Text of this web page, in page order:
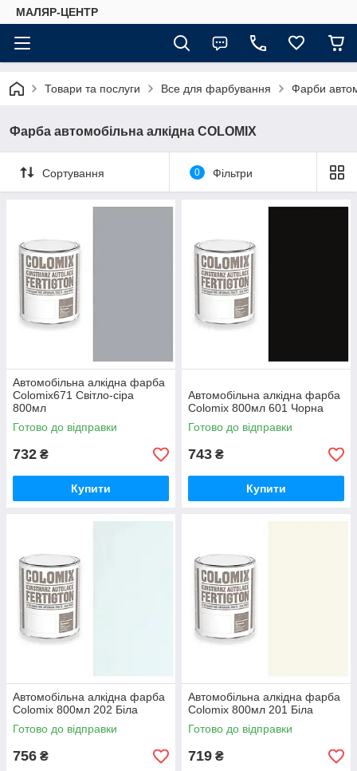
МАЛЯР-ЦЕНТР
Товари та послуги Все для фарбування Фарби
Фарба автомобільна алкідна COLOMIX
Сортування 0 Фільтри
Автомобільна алкідна фарба
Colomix671 Світло-сіра
800мл
Готово до відправки
732 ₴
Купити
Автомобільна алкідна фарба
Colomix 800мл 601 Чорна
Готово до відправки
743 ₴
Купити
Автомобільна алкідна фарба
Colomix 800мл 202 Біла
Готово до відправки
756 ₴
Автомобільна алкідна фарба
Colomix 800мл 201 Біла
Готово до відправки
719 ₴